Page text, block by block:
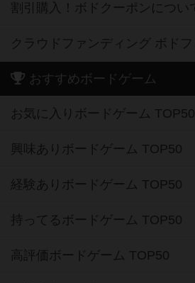
割引購入！ボドクーポンについ
クラウドファンディング ボドフ
おすすめボードゲーム
お気に入りボードゲーム TOP50
興味ありボードゲーム TOP50
経験ありボードゲーム TOP50
持ってるボードゲーム TOP50
高評価ボードゲーム TOP50